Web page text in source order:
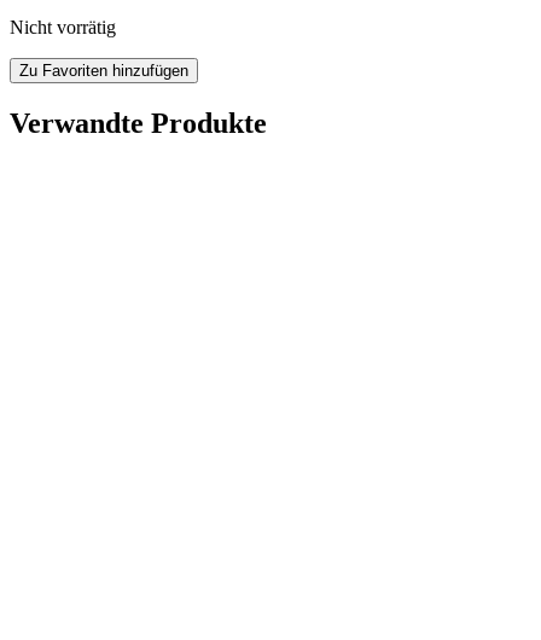
Nicht vorrätig
Zu Favoriten hinzufügen
Verwandte Produkte